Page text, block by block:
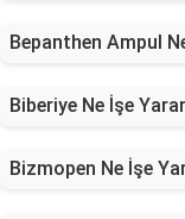
Bepanthen Ampul
Biberiye Ne İşe Yarar
Bizmopen Ne İşe